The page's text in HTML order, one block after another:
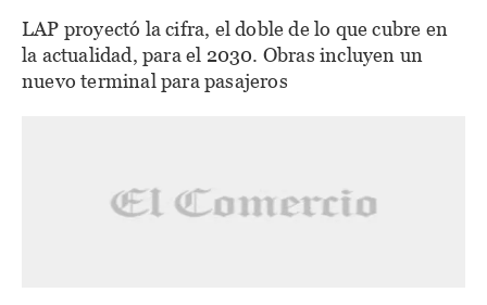
LAP proyectó la cifra, el doble de lo que cubre en
la actualidad, para el 2030. Obras incluyen un
nuevo terminal para pasajeros